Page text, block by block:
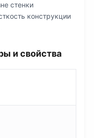
стенки
конструкции
и свойства